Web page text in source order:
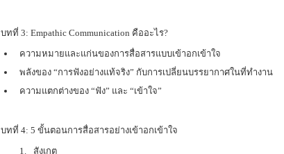
บทที่ 3: Empathic Communication คืออะไร?
ความหมายและแก่นของการสื่อสารแบบเข้าอกเข้าใจ
พลังของ “การฟังอย่างแท้จริง” กับการเปลี่ยนบรรยากาศในที่ทำงาน
ความแตกต่างของ “ฟัง” และ “เข้าใจ”
บทที่ 4: 5 ขั้นตอนการสื่อสารอย่างเข้าอกเข้าใจ
สังเกต